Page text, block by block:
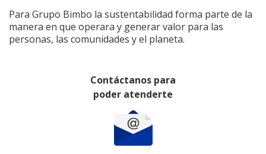
Para Grupo Bimbo la sustentabilidad forma parte de la
manera en que operara y generar valor para las
personas, las comunidades y el planeta.
Contáctanos para
poder atenderte